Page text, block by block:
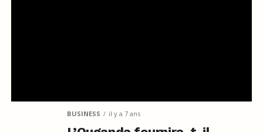
BUSINESS il y a 7 ans